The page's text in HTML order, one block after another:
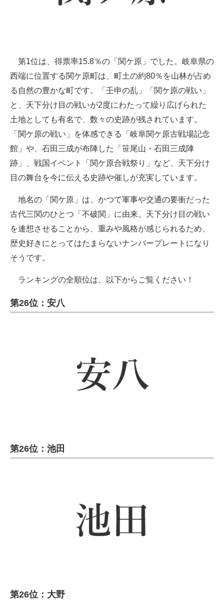
第1位は、得票率15.8％の「関ケ原」でした。岐阜県の
西端に位置する関ケ原町は、町土の約80％を山林が占め
る自然の豊かな町です。「壬申の乱」「関ケ原の戦い」
と、天下分け目の戦いが2度にわたって繰り広げられた
土地としても有名で、数々の史跡が残されています。
「関ケ原の戦い」を体感できる「岐阜関ケ原古戦場記念
館」や、石田三成が布陣した「笹尾山・石田三成陣
跡」、戦国イベント「関ケ原合戦祭り」など、天下分け
目の舞台を今に伝える史跡や催しが充実しています。
地名の「関ケ原」は、かつて軍事や交通の要衝だった
古代三関のひとつ「不破関」に由来。天下分け目の戦い
を連想させることから、重みや風格が感じられるため、
歴史好きにとってはたまらないナンバープレートになり
そうです。
ランキングの全順位は、以下からご覧ください！
第26位：安八
第26位：池田
第26位：大野